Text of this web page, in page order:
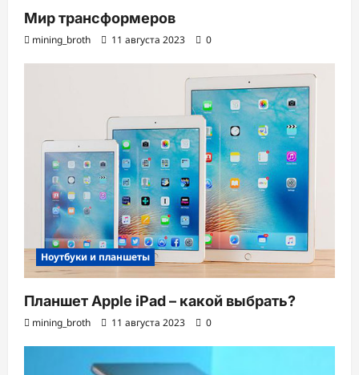
Мир трансформеров
mining_broth 11 августа 2023 0
Ноутбуки и планшеты
Планшет Apple iPad – какой выбрать?
mining_broth 11 августа 2023 0